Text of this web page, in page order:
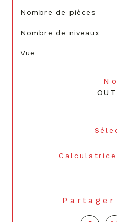
Nombre de pièces
Nombre de niveaux
Vue
Calculatrice